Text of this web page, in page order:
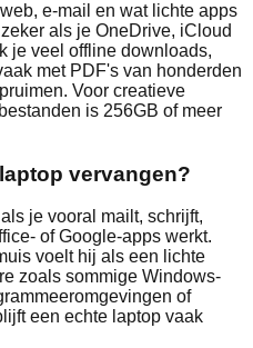
e-mail en wat lichte apps
als je OneDrive, iCloud
je veel offline downloads,
met PDF's van honderden
Voor creatieve
is 256GB of meer
vervangen?
je vooral mailt, schrijft,
of Google-apps werkt.
voelt hij als een lichte
zoals sommige Windows-
of
een echte laptop vaak